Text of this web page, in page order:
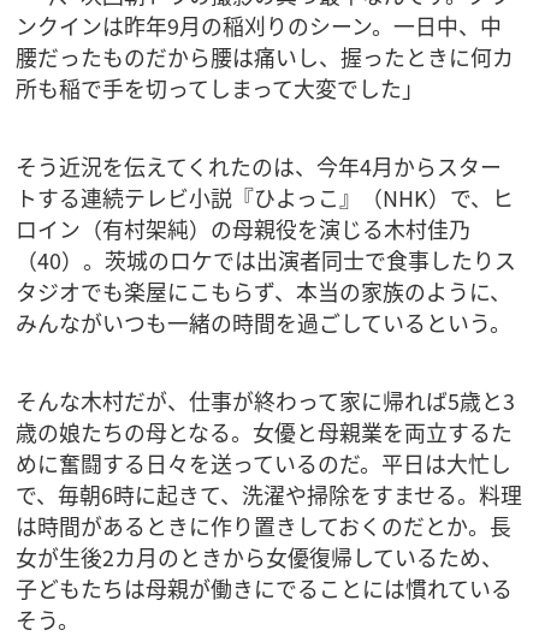
ンクインは昨年9月の稲刈りのシーン。一日中、中
腰だったものだから腰は痛いし、握ったときに何カ
所も稲で手を切ってしまって大変でした」
そう近況を伝えてくれたのは、今年4月からスター
トする連続テレビ小説『ひよっこ』（NHK）で、ヒ
ロイン（有村架純）の母親役を演じる木村佳乃
（40）。茨城のロケでは出演者同士で食事したりス
タジオでも楽屋にこもらず、本当の家族のように、
みんながいつも一緒の時間を過ごしているという。
そんな木村だが、仕事が終わって家に帰れば5歳と3
歳の娘たちの母となる。女優と母親業を両立するた
めに奮闘する日々を送っているのだ。平日は大忙し
で、毎朝6時に起きて、洗濯や掃除をすませる。料理
は時間があるときに作り置きしておくのだとか。長
女が生後2カ月のときから女優復帰しているため、
子どもたちは母親が働きにでることには慣れている
そう。